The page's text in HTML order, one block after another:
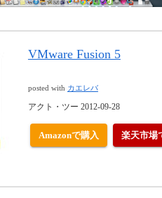
VMware Fusion 5
posted with カエレバ
アクト・ツー 2012-09-28
Amazonで購入 楽天市場